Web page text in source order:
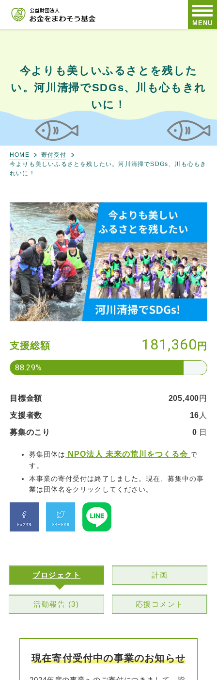
MENU
今よりも美しいふるさとを残した
い。河川清掃でSDGs、川も心もきれ
いに！
HOME
寄付受付
今よりも美しいふるさとを残したい。河川清掃でSDGs、川も心もき
れいに！
支援総額 181,360 円
88.29%
目標金額 205,400円
支援者数 16 人
募集のこり 0 日
募集団体は NPO法人 未来の荒川をつくる会 で
す。
本事業の寄付受付は終了しました。現在、募集中の事
業は団体名をクリックしてください。
プロジェクト 計画
活動報告 (3) 応援コメント
現在寄付受付中の事業のお知らせ